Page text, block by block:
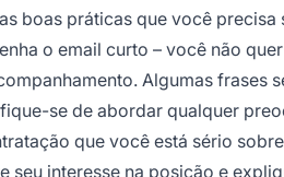
boas práticas que você
o email curto – você não
Algumas frases
se de abordar qualquer
que você está sério
seu interesse na posição e